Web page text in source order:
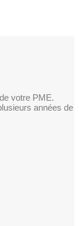
votre PME.
années de